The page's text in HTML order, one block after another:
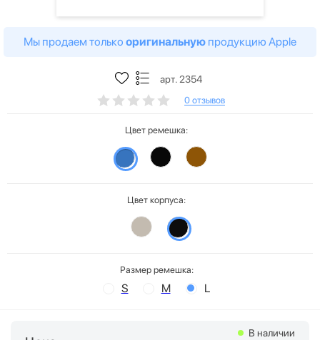
Мы продаем только оригинальную продукцию Apple
арт. 2354
0 отзывов
Цвет ремешка:
Цвет корпуса:
Размер ремешка:
S M L
В наличии